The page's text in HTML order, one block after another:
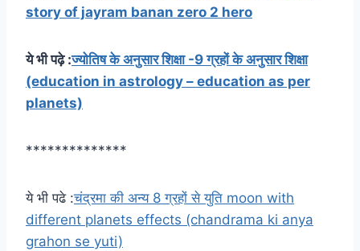
story of jayram banan zero 2 hero
ये भी पढ़े :ज्योतिष के अनुसार शिक्षा -9 ग्रहों के अनुसार शिक्षा
(education in astrology – education as per
planets)
**************
ये भी पढे :चंद्रमा की अन्य 8 ग्रहों से युति moon with
different planets effects (chandrama ki anya
grahon se yuti)